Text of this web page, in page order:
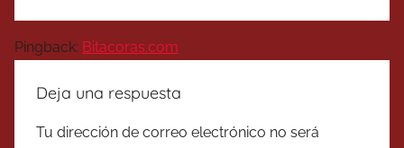
Pingback: Bitacoras.com
Deja una respuesta
Tu dirección de correo electrónico no será